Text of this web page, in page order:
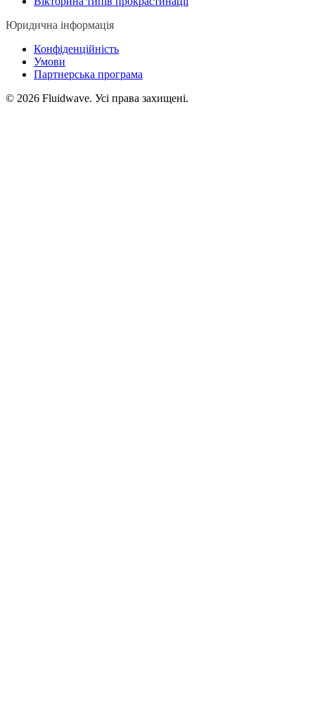
Юридична інформація
Конфіденційність
Умови
Партнерська програма
© 2026 Fluidwave. Усі права захищені.